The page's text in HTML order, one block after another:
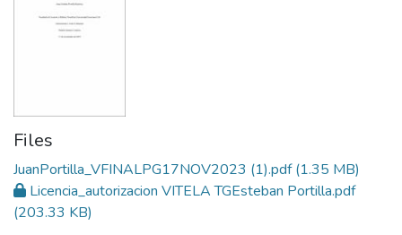
Files
JuanPortilla_VFINALPG17NOV2023 (1).pdf(1.35 MB)
Licencia_autorizacion VITELA TGEsteban Portilla.pdf
(203.33 KB)